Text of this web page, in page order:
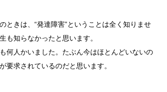
ときは、“発達障害”ということは全く知りませ
も知らなかったと思います。
何人かいました。たぶん今はほとんどいないの
要求されているのだと思います。